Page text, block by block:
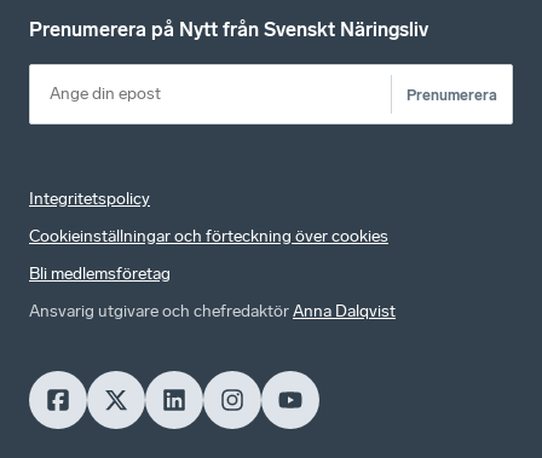
Prenumerera på Nytt från Svenskt Näringsliv
Prenumerera
Integritetspolicy
Cookieinställningar och förteckning över cookies
Bli medlemsföretag
Ansvarig utgivare och chefredaktörAnna Dalqvist